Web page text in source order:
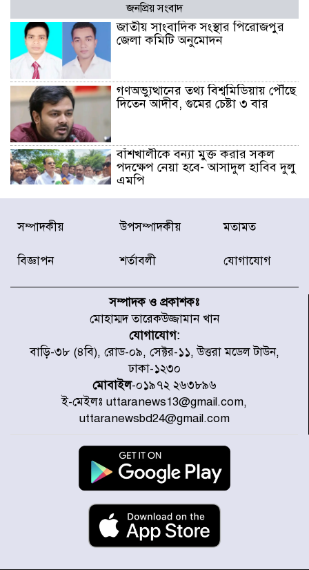
জনপ্রিয় সংবাদ
জাতীয় সাংবাদিক সংস্থার পিরোজপুর
জেলা কমিটি অনুমোদন
গণঅভ্যুত্থানের তথ্য বিশ্বমিডিয়ায় পৌঁছে
দিতেন আদীব, গুমের চেষ্টা ৩ বার
বাঁশখালীকে বন্যা মুক্ত করার সকল
পদক্ষেপ নেয়া হবে- আসাদুল হাবিব দুলু
এমপি
বিদ্যুৎ-জ্বালানি খাতে অস্থিরতা তৈরির
চেষ্টা করছে একটি চক্র : প্রধানমন্ত্রী
৫ আহত, চীনে বন্দর বন্ধ
চিকিৎসা খাতে জিডিপির ৫ শতাংশ
বরাদ্দের ঘোষণা স্থানীয় সরকার মন্ত্রীর
জুলাই জাদুঘর ঘুরে দেখলেন এনসিপি
নেতারা
যুক্তরাষ্ট্রে দাবানল নেভাতে গিয়ে
হেলিকপ্টার বিধ্বস্ত, নিহত ১
মজুদদারের সর্বোচ্চ শাস্তি মৃত্যুদণ্ড, তাই
ভেবে মজুদ করবেন : আইনমন্ত্রী
সম্পাদকীয় উপসম্পাদকীয় মতামত
বিজ্ঞাপন শর্তাবলী যোগাযোগ
সম্পাদক ও প্রকাশকঃ
মোহাম্মদ তারেকউজ্জামান খান
যোগাযোগ:
বাড়ি-৩৮ (৪বি), রোড-০৯, সেক্টর-১১, উত্তরা মডেল টাউন,
ঢাকা-১২৩০
মোবাইল-০১৯৭২ ২৬৩৮৯৬
ই-মেইলঃ uttaranews13@gmail.com,
uttaranewsbd24@gmail.com